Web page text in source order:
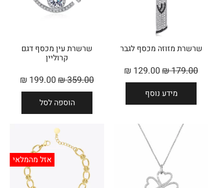
שרשרת מזוזה מכסף לגבר
179.00
₪
129.00
₪
מידע נוסף
שרשרת עין מכסף דגם
קרוליין
359.00
₪
199.00
₪
הוספה לסל
אזל מהמלאי